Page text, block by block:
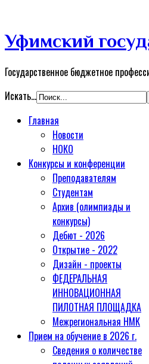
Уфимский
Государственное бюджетное
Искать...
Главная
Новости
НОКО
Конкурсы и конференции
Преподавателям
Студентам
Архив (олимпиады и
конкурсы)
Дебют - 2026
Открытие - 2022
Дизайн - проекты
ФЕДЕРАЛЬНАЯ
ИННОВАЦИОННАЯ
ПИЛОТНАЯ ПЛОЩАДКА
Межрегиональная НМК
Прием на обучение в 2026 г.
Сведения о количестве